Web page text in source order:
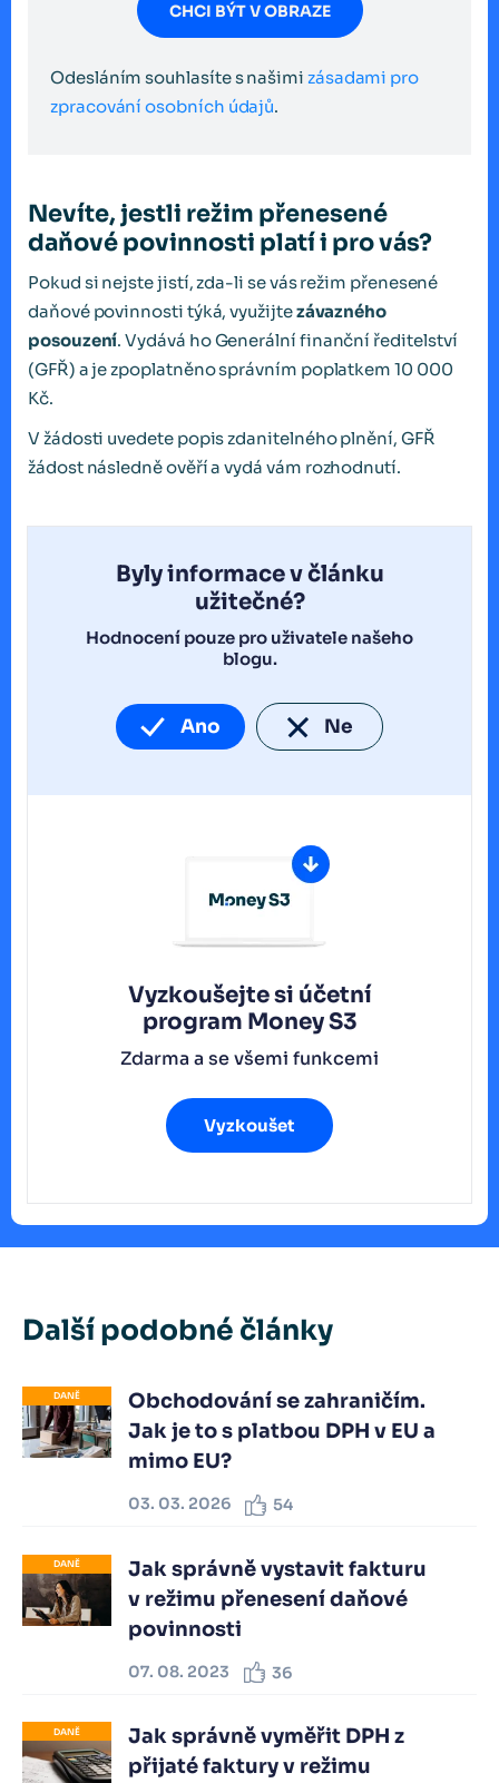
CHCI BÝT V OBRAZE
Odesláním souhlasíte s našimi zásadami pro
zpracování osobních údajů.
Nevíte, jestli režim přenesené
daňové povinnosti platí i pro vás?
Pokud si nejste jistí, zda-li se vás režim přenesené
daňové povinnosti týká, využijtezávazného
posouzení. Vydává ho Generální finanční ředitelství
(GFŘ) a je zpoplatněno správním poplatkem 10 000
Kč.
V žádosti uvedete popis zdanitelného plnění, GFŘ
žádost následně ověří a vydá vám rozhodnutí.
Byly informace v článku
užitečné?
Hodnocení pouze pro uživatele našeho
blogu.
Ano Ne
Vyzkoušejte si účetní
program Money S3
Zdarma a se všemi funkcemi
Vyzkoušet
Další podobné články
DANĚ
Obchodování se zahraničím.
Jak je to s platbou DPH v EU a
mimo EU?
03. 03. 2026 54
DANĚ
Jak správně vystavit fakturu
v režimu přenesení daňové
povinnosti
07. 08. 2023 36
DANĚ
Jak správně vyměřit DPH z
přijaté faktury v režimu